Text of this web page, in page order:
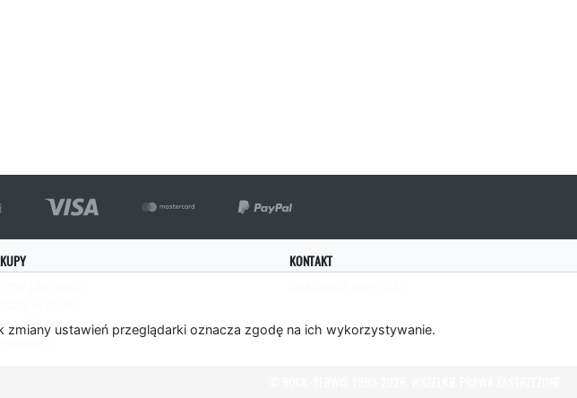
ustawień przeglądarki oznacza zgodę na ich wykorzystywanie.
Klienta
KONTAKT